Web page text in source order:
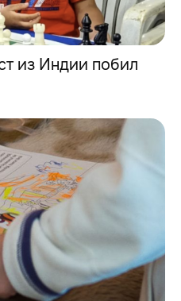
из Индии побил